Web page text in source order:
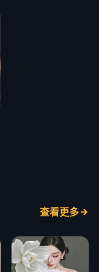
查看更多